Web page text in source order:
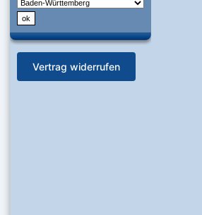
Vertrag widerrufen